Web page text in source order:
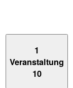
1
Veranstaltung
10